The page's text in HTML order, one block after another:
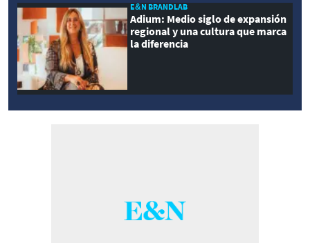
E&N BRANDLAB
Adium: Medio siglo de expansión
regional y una cultura que marca
la diferencia